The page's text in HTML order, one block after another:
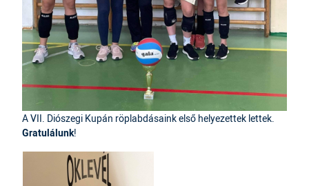
A VII. Diószegi Kupán röplabdásaink első helyezettek lettek.
Gratulálunk!